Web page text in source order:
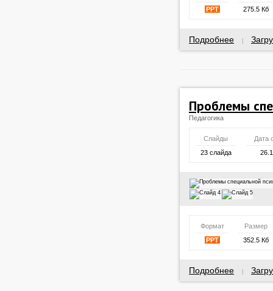
PPT
275.5 Кб
Подробнее
Проблемы
Педагогика
Слайды
Дата
23 слайда
Формат
Размер
PPT
352.5 Кб
Подробнее